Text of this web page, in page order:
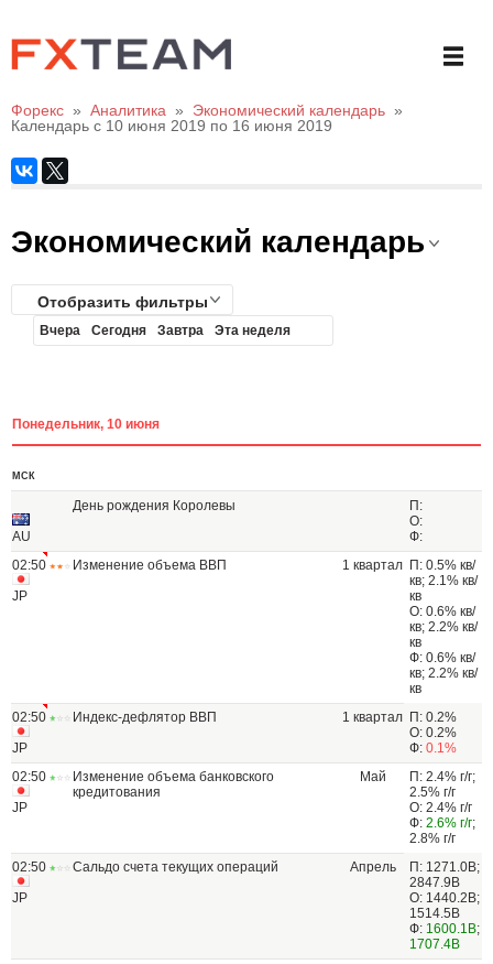
Форекс » Аналитика » Экономический календарь »
Календарь с 10 июня 2019 по 16 июня 2019
Экономический календарь
Отобразить фильтры
Вчера Сегодня Завтра Эта неделя
Понедельник, 10 июня
МСК
AU
День рождения Королевы
П:
О:
Ф:
02:50
JP
Изменение объема ВВП 1 квартал П: 0.5% кв/
кв; 2.1% кв/
кв
О: 0.6% кв/
кв; 2.2% кв/
кв
Ф: 0.6% кв/
кв; 2.2% кв/
кв
02:50
JP
Индекс-дефлятор ВВП 1 квартал П: 0.2%
О: 0.2%
Ф: 0.1%
02:50
JP
Изменение объема банковского
кредитования
Май
П: 2.4% г/г;
2.5% г/г
О: 2.4% г/г
Ф: 2.6% г/г;
2.8% г/г
02:50
JP
Сальдо счета текущих операций Апрель
П: 1271.0B;
2847.9B
О: 1440.2B;
1514.5B
Ф: 1600.1B;
1707.4B